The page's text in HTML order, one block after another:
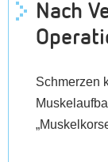
Nach
Schmerzen